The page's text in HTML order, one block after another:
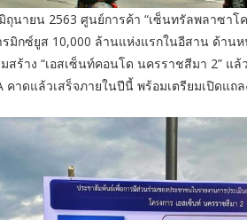
นายน 2563 ศูนย์การค้า “เซ็นทรัลพลาซาโค
มิกซ์ยูส 10,000 ล้านแห่งแรกในอีสาน ด้าน
มสร้าง “เอสเซ็นท์คอนโด นครราชสีมา 2”
คาดแล้วเสร็จภายในปีนี้ พร้อมเตรียมเปิดแถ